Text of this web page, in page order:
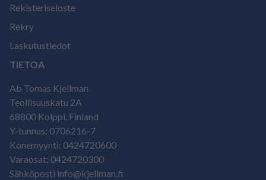
Rekisteriseloste
Rekry
Laskutustiedot
TIETOA
Ab Tomas Kjellman
Teollisuuskatu 2A
68800 Kolppi, Finland
Y-tunnus: 0706216-7
Konemyynti: 0424720600
Varaosat: 0424720300
Sähköposti info@kjellman.fi